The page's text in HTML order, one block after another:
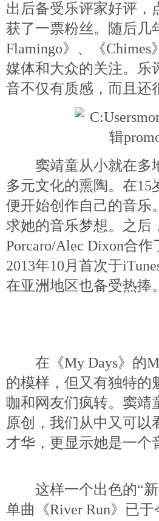
出后备受乐评家好评，
获了一票粉丝。随后几
Flamingo》、《
媒体和大众的关注。乐
音不仅有质感，而且还
窦靖童从小就在多地
多元文化的熏陶。在
便开始创作自己的音乐
求她的音乐梦想。之后
Porcaro/Alec Dixon合
2013年10月首次于
在亚洲地区也备受热捧。
在《My Days》的
的模样，但又有独特的
咖和网友们疯转。窦靖
原创，我们从中又可
才华，更显示她是一个
这样一个出色的“新
单曲《River Run》已